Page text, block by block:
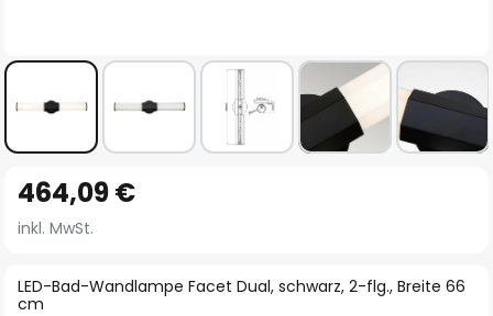
Anfang
der
springen
LED-Bad-Wandlampe Facet Dual, schwarz, 2-flg., Breite 66
cm
464,09 €
inkl. MwSt.